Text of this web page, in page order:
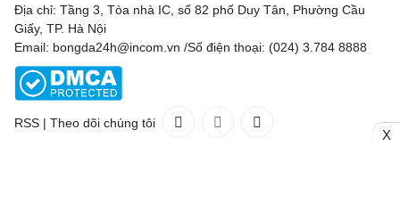
Địa chỉ: Tầng 3, Tòa nhà IC, số 82 phố Duy Tân, Phường Cầu
Giấy, TP. Hà Nội
Email: bongda24h@incom.vn /Số điện thoại: (024) 3.784 8888
RSS | Theo dõi chúng tôi
X